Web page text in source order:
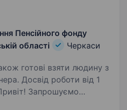
Пенсійного фонду
області
Черкаси
готові взяти людину з
Досвід роботи від 1